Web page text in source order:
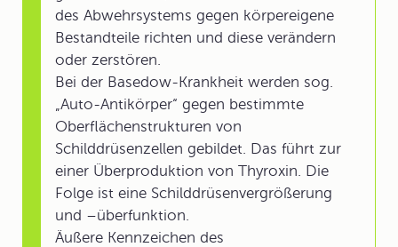
des Abwehrsystems gegen körpereigene
Bestandteile richten und diese verändern
oder zerstören.
Bei der Basedow-Krankheit werden sog.
„Auto-Antikörper“ gegen bestimmte
Oberflächenstrukturen von
Schilddrüsenzellen gebildet. Das führt zur
einer Überproduktion von Thyroxin. Die
Folge ist eine Schilddrüsenvergrößerung
und –überfunktion.
Äußere Kennzeichen des